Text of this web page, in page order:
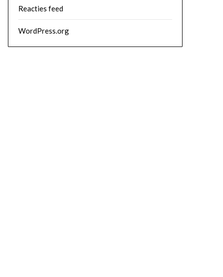
Reacties feed
WordPress.org